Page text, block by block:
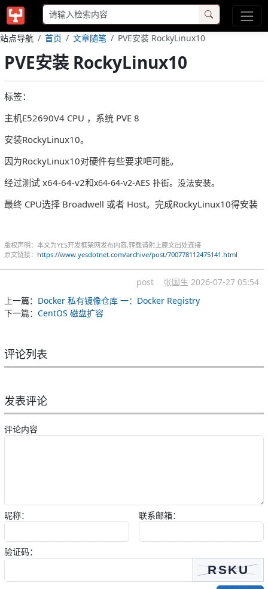
站点导航 首页 文章随笔 PVE安装 RockyLinux10
PVE安装 RockyLinux10
标签：
主机E52690V4 CPU ，系统 PVE 8
安装RockyLinux10。
因为RockyLinux10对硬件有些要求吧可能。
经过测试 x64-64-v2和x64-64-v2-AES 扑街。没法安装。
最终 CPU选择 Broadwell 或者 Host。完成RockyLinux10得安装
版权声明：本文为YES开发框架网发布内容,转载请附上原文出处连接
原文链接： https://www.yesdotnet.com/archive/post/700778112475141.html
post 张国生 2026-07-27 05:54
上一篇： Docker 私有镜像仓库 一：Docker Registry
下一篇： CentOS 磁盘扩容
评论列表
发表评论
评论内容
昵称： 联系邮箱：
验证码：